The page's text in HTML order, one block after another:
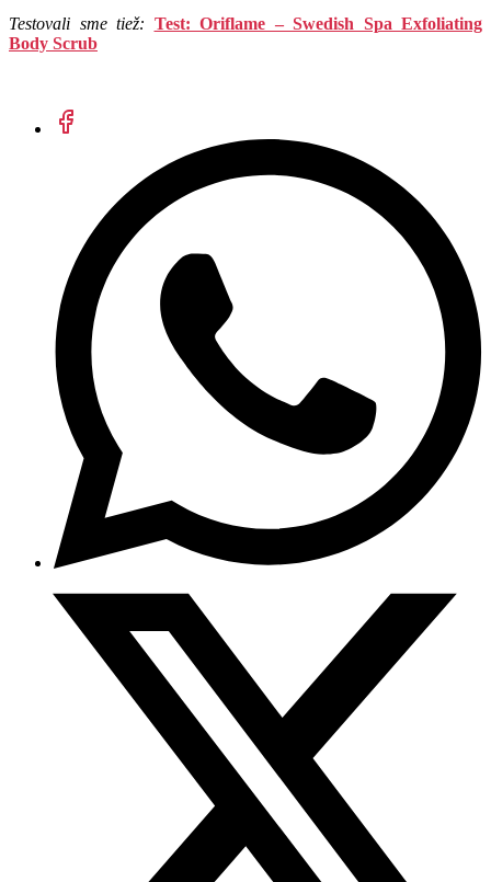
Testovali sme tiež: Test: Oriflame – Swedish Spa Exfoliating
Body Scrub